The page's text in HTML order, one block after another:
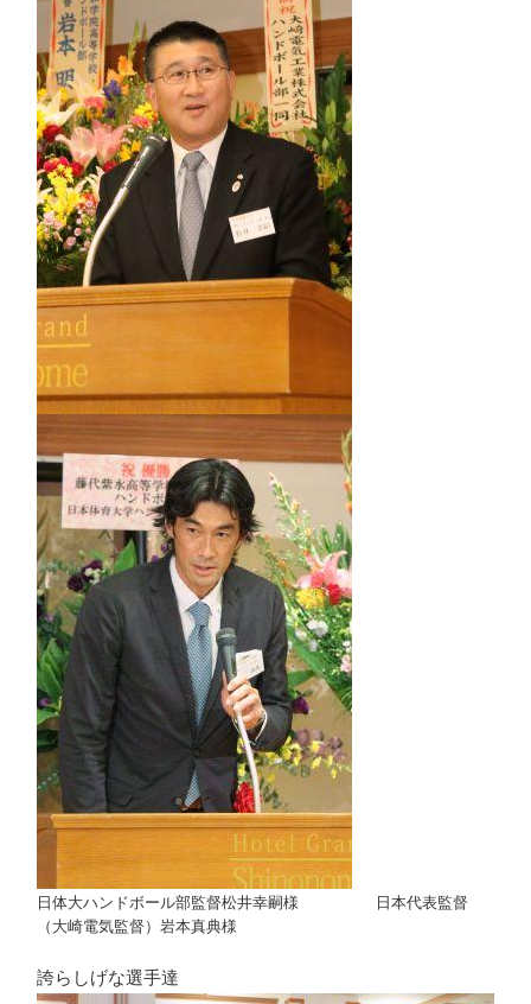
日体大ハンドボール部監督松井幸嗣様 日本代表監督
（大崎電気監督）岩本真典様
誇らしげな選手達